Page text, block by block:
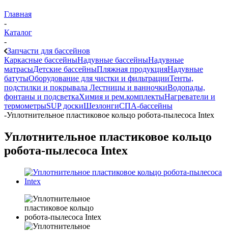
Главная
-
Каталог
-
Запчасти для бассейнов
Каркасные бассейныНадувные бассейныНадувные
матрасыДетские бассейныПляжная продукцияНадувные
батутыОборудование для чистки и фильтрацииТенты,
подстилки и покрывала Лестницы и ванночкиВодопады,
фонтаны и подсветкаХимия и рем.комплектыНагреватели и
термометрыSUP доскиШезлонгиСПА-бассейны
-Уплотнительное пластиковое кольцо робота-пылесоса Intex
Уплотнительное пластиковое кольцо
робота-пылесоса Intex